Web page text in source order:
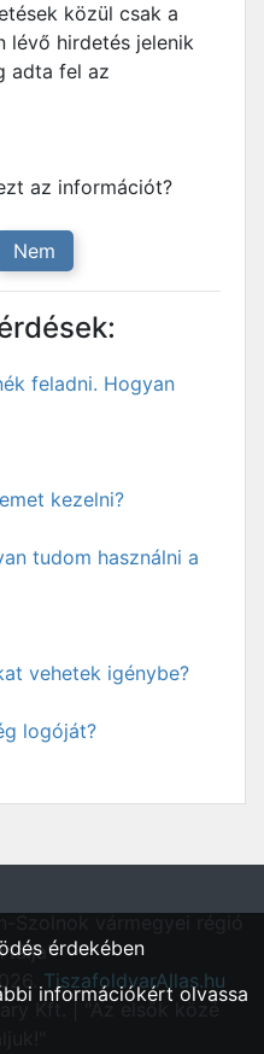
közül csak a
lévő hirdetés jelenik
adta fel az
az információt?
Nem
feladni. Hogyan
kezelni?
tudom használni a
vehetek igénybe?
logóját?
TiszafoldvarAllas.hu
Kft. | "Az elsők közé
érdekében
információkért olvassa